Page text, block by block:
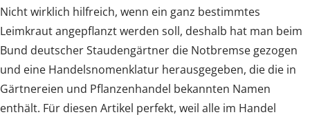
Nicht wirklich hilfreich, wenn ein ganz bestimmtes
Leimkraut angepflanzt werden soll, deshalb hat man beim
Bund deutscher Staudengärtner die Notbremse gezogen
und eine Handelsnomenklatur herausgegeben, die die in
Gärtnereien und Pflanzenhandel bekannten Namen
enthält. Für diesen Artikel perfekt, weil alle im Handel